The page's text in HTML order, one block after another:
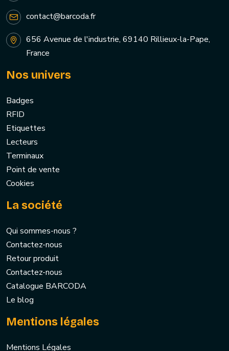
contact@barcoda.fr
656 Avenue de l'industrie, 69140 Rillieux-la-Pape,
France
Nos univers
Badges
RFID
Etiquettes
Lecteurs
Terminaux
Point de vente
Cookies
La société
Qui sommes-nous ?
Contactez-nous
Retour produit
Contactez-nous
Catalogue BARCODA
Le blog
Mentions légales
Mentions Légales